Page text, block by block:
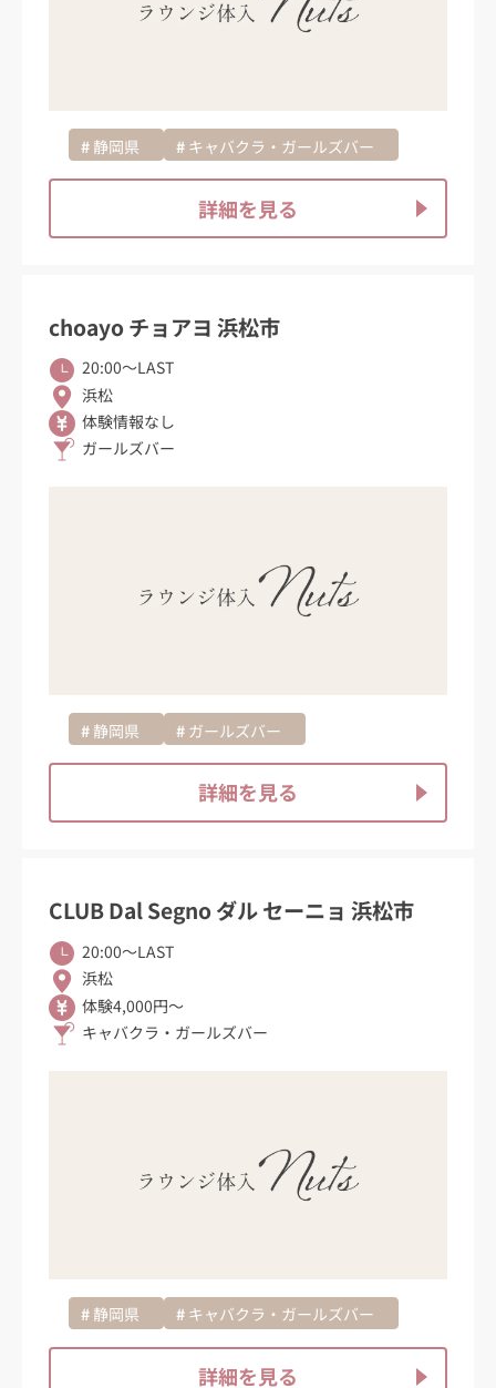
静岡県 キャバクラ・ガールズバー
詳細を見る
choayo チョアヨ 浜松市
20:00〜LAST
浜松
体験情報なし
ガールズバー
静岡県 ガールズバー
詳細を見る
CLUB Dal Segno ダル セーニョ 浜松市
20:00〜LAST
浜松
体験4,000円～
キャバクラ・ガールズバー
静岡県 キャバクラ・ガールズバー
詳細を見る